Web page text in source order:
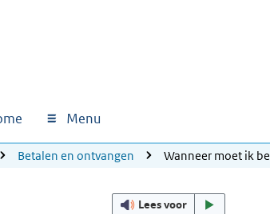
Menu
zich hier:
Betalen en ontvangen Wanneer moet ik
Lees voor